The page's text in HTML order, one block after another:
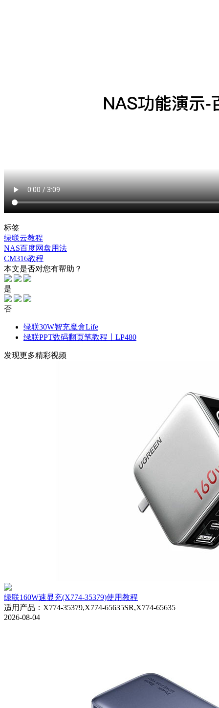
标签
绿联云教程
NAS百度网盘用法
CM316教程
本文是否对您有帮助？
是
否
绿联30W智充魔盒Life
绿联PPT数码翻页笔教程丨LP480
发现更多精彩视频
绿联160W速显充(X774-35379)使用教程
适用产品 ： X774-35379,X774-65635SR,X774-65635
2026-08-04